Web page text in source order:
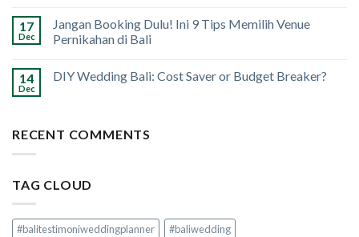
17
Dec
Jangan Booking Dulu! Ini 9 Tips Memilih Venue
Pernikahan di Bali
14
Dec
DIY Wedding Bali: Cost Saver or Budget Breaker?
RECENT COMMENTS
TAG CLOUD
#balitestimoniweddingplanner
#baliwedding